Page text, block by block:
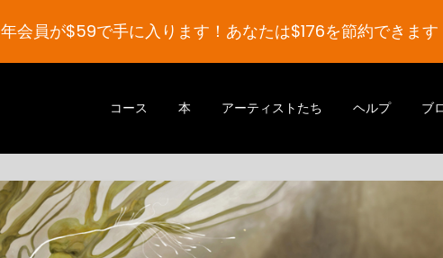
年会員が$59で手に入ります！あなたは$176を節約できま
コース 本 アーティストたち ヘルプ ブ